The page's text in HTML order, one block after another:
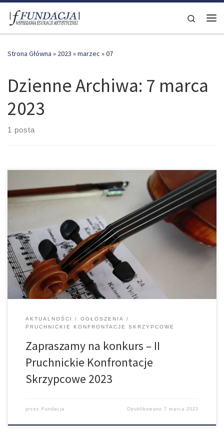
Skip to content
Search
Strona Główna » 2023 »marzec »07
Dzienne Archiwa: 7 marca
2023
1 posta
Szanowni Państwo, Dyrektorzy Szkół, Nauczyciele, Uczniowie i
Rodzice Z ogromną radością zapraszamy Państwa na II
Pruchnickie Konfrontacje Skrzypcowe 2023, konkurs którego
celem jest wspólne świętowanie talentu i pracowitości Młodych
Adeptów Sztuki Skrzypcowej oraz propagowanie polskiej
literatury skrzypcowej. Konkurs jest otwarty dla uczniów Szkół
Muzycznych I stopnia w cyklu sześcioletnim i […]
AKTUALNOŚCI
OGŁOSZENIA
PRUCHNICKIE KONFRONTACJE SKRZYPCOWE
Zapraszamy na konkurs – II
Pruchnickie Konfrontacje
Skrzypcowe 2023
przez Fundacja Opublikowano7 marca 2023